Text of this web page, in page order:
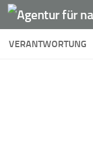
Unter dem Inhalt
VERANTWORTUNG